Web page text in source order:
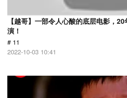
【越哥】一部令人心酸的底层电影，
演！
# 11
2022-10-03 10:41